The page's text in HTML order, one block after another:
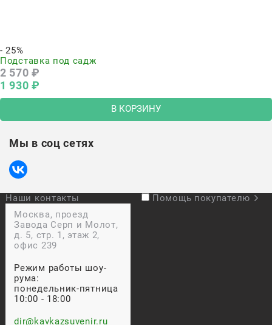
- 25%
Подставка под садж
2 570 ₽
1 930 ₽
В КОРЗИНУ
Мы в соц сетях
Наши контакты
Москва, проезд
Завода Серп и Молот,
д. 5, стр. 1, этаж 2,
офис 239
Режим работы шоу-
рума:
понедельник-пятница
10:00 - 18:00
dir@kavkazsuvenir.ru
Помощь покупателю